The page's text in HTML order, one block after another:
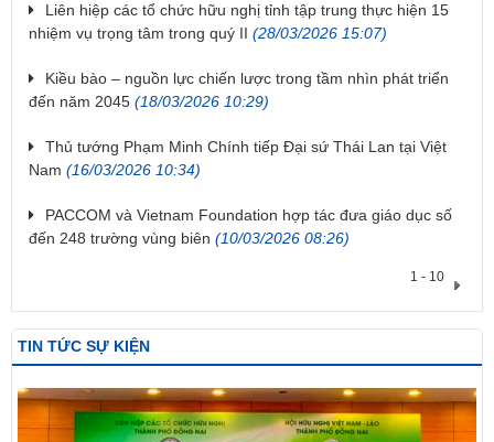
Liên hiệp các tổ chức hữu nghị tỉnh tập trung thực hiện 15
nhiệm vụ trọng tâm trong quý II (28/03/2026 15:07)
Kiều bào – nguồn lực chiến lược trong tầm nhìn phát triển
đến năm 2045 (18/03/2026 10:29)
Thủ tướng Phạm Minh Chính tiếp Đại sứ Thái Lan tại Việt
Nam (16/03/2026 10:34)
PACCOM và Vietnam Foundation hợp tác đưa giáo dục số
đến 248 trường vùng biên (10/03/2026 08:26)
1 - 10
TIN TỨC SỰ KIỆN